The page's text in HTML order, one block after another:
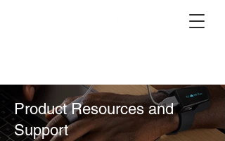
Product Resources and
Support